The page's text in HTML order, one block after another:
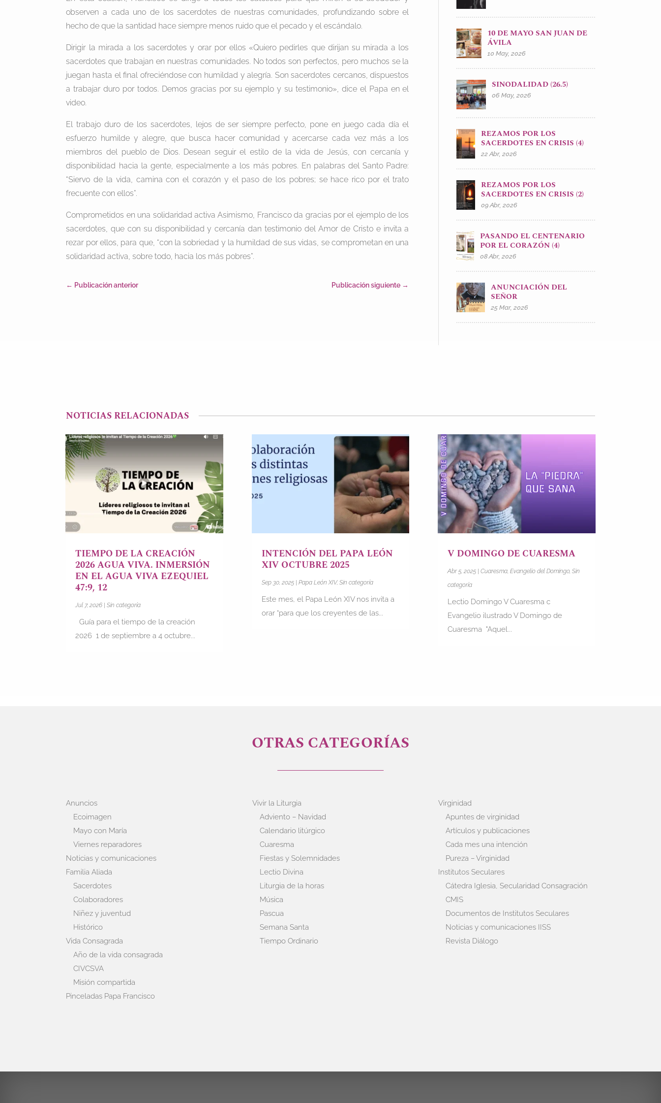
observen a cada uno de los sacerdotes de nuestras comunidades, profundizando sobre el
hecho de que la santidad hace siempre menos ruido que el pecado y el escándalo.
Dirigir la mirada a los sacerdotes y orar por ellos «Quiero pedirles que dirijan su mirada a los
sacerdotes que trabajan en nuestras comunidades. No todos son perfectos, pero muchos se la
juegan hasta el final ofreciéndose con humildad y alegría. Son sacerdotes cercanos, dispuestos
a trabajar duro por todos. Demos gracias por su ejemplo y su testimonio», dice el Papa en el
video.
El trabajo duro de los sacerdotes, lejos de ser siempre perfecto, pone en juego cada día el
esfuerzo humilde y alegre, que busca hacer comunidad y acercarse cada vez más a los
miembros del pueblo de Dios. Desean seguir el estilo de la vida de Jesús, con cercanía y
disponibilidad hacia la gente, especialmente a los más pobres. En palabras del Santo Padre:
“Siervo de la vida, camina con el corazón y el paso de los pobres; se hace rico por el trato
frecuente con ellos”.
Comprometidos en una solidaridad activa Asimismo, Francisco da gracias por el ejemplo de los
sacerdotes, que con su disponibilidad y cercanía dan testimonio del Amor de Cristo e invita a
rezar por ellos, para que, “con la sobriedad y la humildad de sus vidas, se comprometan en una
solidaridad activa, sobre todo, hacia los más pobres”.
← Publicación anterior Publicación siguiente →
10 DE MAYO SAN JUAN DE
ÁVILA
10 May, 2026
SINODALIDAD (26.5)
06 May, 2026
REZAMOS POR LOS
SACERDOTES EN CRISIS (4)
22 Abr, 2026
REZAMOS POR LOS
SACERDOTES EN CRISIS (2)
09 Abr, 2026
PASANDO EL CENTENARIO
POR EL CORAZÓN (4)
08 Abr, 2026
ANUNCIACIÓN DEL
SEÑOR
25 Mar, 2026
NOTICIAS RELACIONADAS
TIEMPO DE LA CREACIÓN
2026 AGUA VIVA. INMERSIÓN
EN EL AGUA VIVA EZEQUIEL
47:9, 12
Jul 7, 2026 |Sin categoría
Guía para el tiempo de la creación
2026 1 de septiembre a 4 octubre...
INTENCIÓN DEL PAPA LEÓN
XIV OCTUBRE 2025
Sep 30, 2025| Papa León XIV, Sin categoría
Este mes, el Papa León XIV nos invita a
orar “para que los creyentes de las...
V DOMINGO DE CUARESMA
Abr 5, 2025| Cuaresma, Evangelio del Domingo, Sin
categoría
Lectio Domingo V Cuaresma c
Evangelio ilustrado V Domingo de
Cuaresma "Aquel...
OTRAS CATEGORÍAS
Anuncios
Ecoimagen
Mayo con María
Viernes reparadores
Noticias y comunicaciones
Familia Aliada
Sacerdotes
Colaboradores
Niñez y juventud
Histórico
Vida Consagrada
Año de la vida consagrada
CIVCSVA
Misión compartida
Pinceladas Papa Francisco
Vivir la Liturgia
Adviento – Navidad
Calendario litúrgico
Cuaresma
Fiestas y Solemnidades
Lectio Divina
Liturgia de la horas
Música
Pascua
Semana Santa
Tiempo Ordinario
Virginidad
Apuntes de virginidad
Artículos y publicaciones
Cada mes una intención
Pureza – Virginidad
Institutos Seculares
Cátedra Iglesia, Secularidad Consagración
CMIS
Documentos de Institutos Seculares
Noticias y comunicaciones IISS
Revista Diálogo